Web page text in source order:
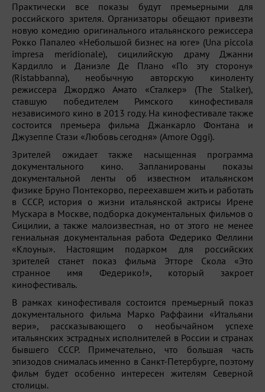
Практически все показы будут премьерными для
российского зрителя. Организаторы обещают привезти
новую комедию оригинального итальянского режиссера
Рокко Папалео «Небольшой бизнес на юге» (Una piccola
impresa meridionale), сицилийскую драму Джанни
Кардилло и Даниэле Де Плано «По эту сторону»
(Ristabbanna), необычную авторскую киноленту
режиссера Джорджо Амато «Сталкер» (The Stalker),
ставшую победителем Римского кинофестиваля
независимого кино в 2013 году. На кинофестивале также
состоится премьера фильма Джанкарло Фонтана и
Джузеппе Стази «Любовь сегодня» (Amore Oggi).
Зрителей ожидает также насыщенная программа
документального кино. Запланированы показы
документальной ленты об известном итальянском
физике Бруно Понтекорво, переехавшем жить и работать
в СССР, история о жизни итальянской актрисы Ирене
Мускара в Москве, подборка документальных фильмов о
Сицилии, а также малоизвестная, но от этого не менее
гениальная документальная работа Федерико Феллини
«Клоуны». Настоящим подарком для российских
зрителей станет показ фильма Этторе Скола «Это
странное имя Федерико!», который закроет
кинофестиваль.
В рамках кинофестиваля состоится премьерный показ
документального фильма Марко Раффаини «Итальяни
вери», рассказывающего о необычайном успехе
итальянских эстрадных исполнителей в России и странах
бывшего СССР. Примечательно, что большая часть
эпизодов снималась именно в Санкт-Петербурге, поэтому
фильм будет особенно интересен жителям Северной
столицы.